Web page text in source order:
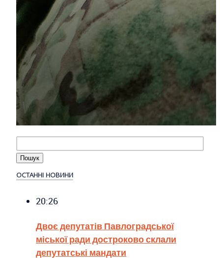
ОСТАННІ НОВИНИ
20:26
Двоє депутатів Павлоградської
міської ради достроково склали
депутатські мандати